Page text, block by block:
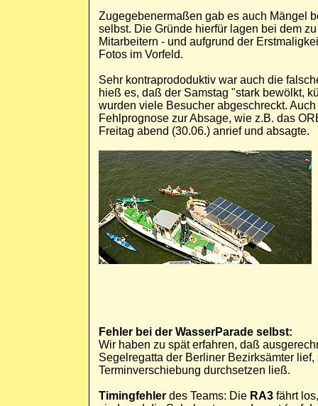
Zugegebenermaßen gab es auch Mängel
selbst. Die Gründe hierfür lagen bei dem
Mitarbeitern - und aufgrund der
Fotos im Vorfeld.
Sehr kontraprododuktiv war auch die
hieß es, daß der Samstag "stark bewölkt,
wurden viele Besucher abgeschreckt.
Fehlprognose zur Absage, wie z.B. das
Freitag abend (30.06.) anrief und absagte.
Fehler bei der WasserParade selbst:
Wir haben zu spät erfahren, daß
Segelregatta der Berliner Bezirksämter
Terminverschiebung durchsetzen ließ.
Timingfehler des Teams: Die RA3 fährt